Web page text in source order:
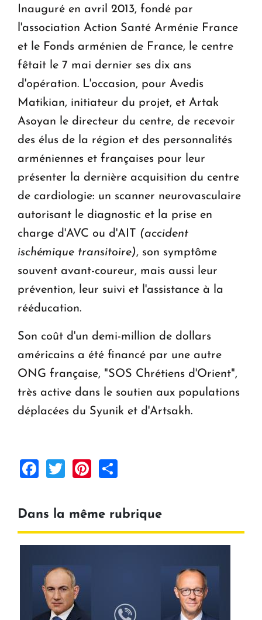
Inauguré en avril 2013, fondé par
l'association Action Santé Arménie France
et le Fonds arménien de France, le centre
fêtait le 7 mai dernier ses dix ans
d'opération. L'occasion, pour Avedis
Matikian, initiateur du projet, et Artak
Asoyan le directeur du centre, de recevoir
des élus de la région et des personnalités
arméniennes et françaises pour leur
présenter la dernière acquisition du centre
de cardiologie: un scanner neurovasculaire
autorisant le diagnostic et la prise en
charge d'AVC ou d'AIT (accident
ischémique transitoire), son symptôme
souvent avant-coureur, mais aussi leur
prévention, leur suivi et l'assistance à la
rééducation.
Son coût d'un demi-million de dollars
américains a été financé par une autre
ONG française, "SOS Chrétiens d'Orient",
très active dans le soutien aux populations
déplacées du Syunik et d'Artsakh.
Facebook
TwitterPinterest
Dans la même rubrique